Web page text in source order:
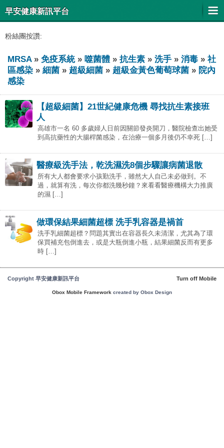
早安健康新訊平台
粉絲團按讚:
MRSA» 免疫系統» 噬菌體 » 抗生素 » 洗手 » 消毒 » 社
區感染 » 細菌 » 超級細菌 » 超級金黃色葡萄球菌 » 院內
感染
【超級細菌】21世紀健康危機 尋找抗生素接班
人
高雄市一名 60 多歲婦人日前因關節發炎開刀，醫院檢查出她受
到高抗藥性的大腸桿菌感染，在治療一個多月後仍不幸死 […]
醫療級洗手法，乾洗濕洗8個步驟讓病菌退散
所有大人都會要求小孩勤洗手，雖然大人自己未必做到。不
過，就算有洗，每次你都洗幾秒鐘？來看看醫療機構大力推廣
的濕 […]
做環保結果細菌超標 洗手乳容器是禍首
洗手乳細菌超標？問題其實出在容器長久未清潔，尤其為了環
保買補充包倒進去，或是大瓶倒進小瓶，結果細菌反而有更多
時 […]
Copyright 早安健康新訊平台 Turn off Mobile
Obox Mobile Framework created by Obox Design